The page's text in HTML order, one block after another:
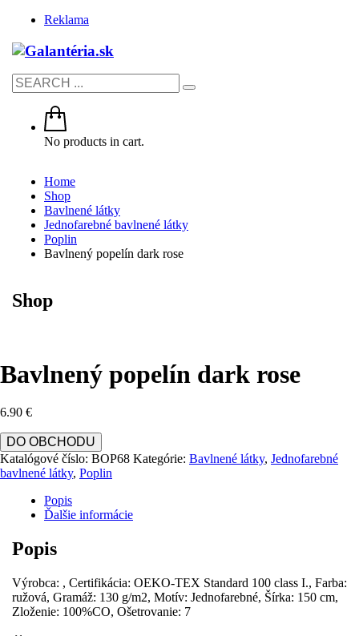
Reklama
No products in cart.
Home
Shop
Bavlnené látky
Jednofarebné bavlnené látky
Poplin
Bavlnený popelín dark rose
Shop
Bavlnený popelín dark rose
6.90 €
DO OBCHODU
Katalógové číslo: BOP68 Kategórie: Bavlnené látky, Jednofarebné
bavlnené látky, Poplin
Popis
Ďalšie informácie
Popis
Výrobca: , Certifikácia: OEKO-TEX Standard 100 class I., Farba:
ružová, Gramáž: 130 g/m2, Motív: Jednofarebné, Šírka: 150 cm,
Zloženie: 100%CO, Ošetrovanie: 7